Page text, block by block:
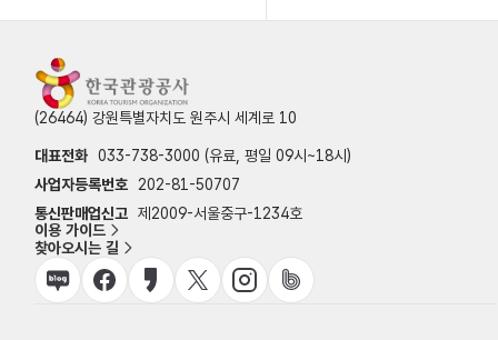
(26464) 강원특별자치도 원주시 세계로 10
대표전화 033-738-3000 (유료, 평일 09시~18시)
사업자등록번호
202-81-50707
통신판매업신고 제2009-서울중구-1234호
이용 가이드
찾아오시는 길